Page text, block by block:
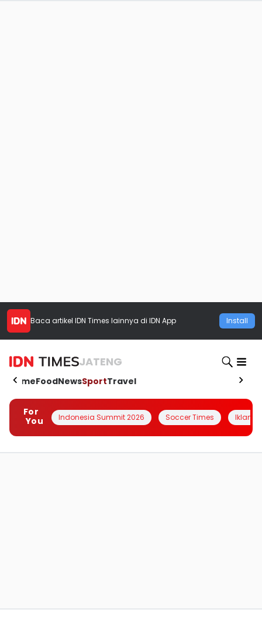
Baca artikel IDN Times lainnya di IDN App Install
JATENG
HomeFoodNewsSportTravel
For
You
Indonesia Summit 2026 Soccer Times Iklanin